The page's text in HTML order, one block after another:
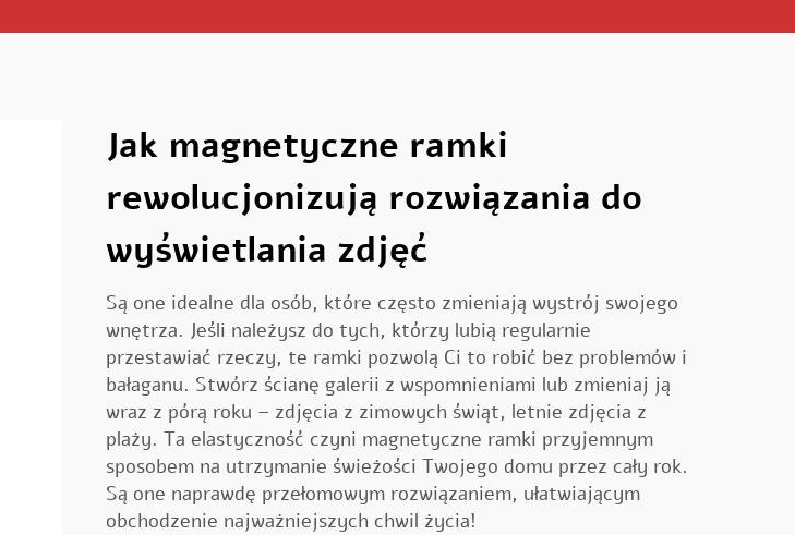
Jak magnetyczne ramki
rewolucjonizują rozwiązania do
wyświetlania zdjęć
Są one idealne dla osób, które często zmieniają wystrój swojego
wnętrza. Jeśli należysz do tych, którzy lubią regularnie
przestawiać rzeczy, te ramki pozwolą Ci to robić bez problemów i
bałaganu. Stwórz ścianę galerii z wspomnieniami lub zmieniaj ją
wraz z pórą roku – zdjęcia z zimowych świąt, letnie zdjęcia z
plaży. Ta elastyczność czyni magnetyczne ramki przyjemnym
sposobem na utrzymanie świeżości Twojego domu przez cały rok.
Są one naprawdę przełomowym rozwiązaniem, ułatwiającym
obchodzenie najważniejszych chwil życia!